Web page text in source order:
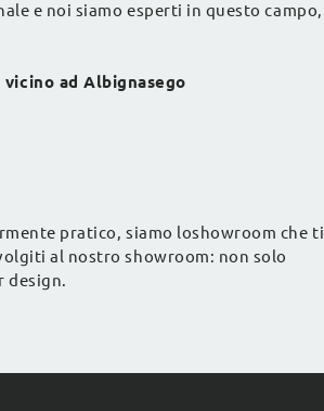
e noi siamo esperti in questo campo,
ad Albignasego
pratico, siamo loshowroom che ti
al nostro showroom: non solo
design.